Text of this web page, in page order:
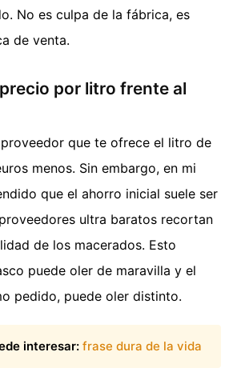
No es culpa de la fábrica, es
de venta.
por litro frente al
que te ofrece el litro de
menos. Sin embargo, en mi
que el ahorro inicial suele ser
ultra baratos recortan
de los macerados. Esto
puede oler de maravilla y el
pedido, puede oler distinto.
interesar: frase dura de la vida